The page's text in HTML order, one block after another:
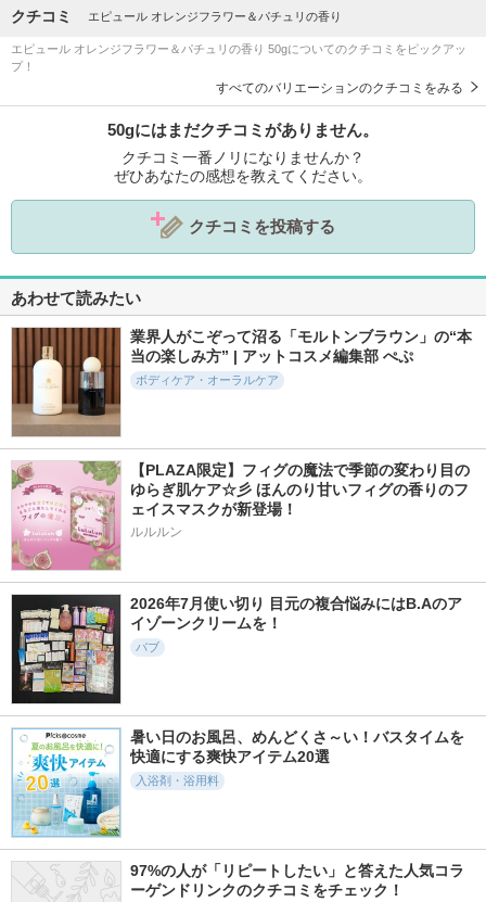
クチコミ エピュール オレンジフラワー＆パチュリの香り
エピュール オレンジフラワー＆パチュリの香り 50gについてのクチコミをピックアッ
プ！
すべてのバリエーションのクチコミをみる
50gにはまだクチコミがありません。
クチコミ一番ノリになりませんか？
ぜひあなたの感想を教えてください。
クチコミを投稿する
あわせて読みたい
業界人がこぞって沼る「モルトンブラウン」の“本
当の楽しみ方” | アットコスメ編集部 ぺぷ
ボディケア・オーラルケア
【PLAZA限定】フィグの魔法で季節の変わり目の
ゆらぎ肌ケア☆彡 ほんのり甘いフィグの香りのフ
ェイスマスクが新登場！
ルルルン
2026年7月使い切り 目元の複合悩みにはB.Aのア
イゾーンクリームを！
バブ
暑い日のお風呂、めんどくさ～い！バスタイムを
快適にする爽快アイテム20選
入浴剤・浴用料
97%の人が「リピートしたい」と答えた人気コラ
ーゲンドリンクのクチコミをチェック！